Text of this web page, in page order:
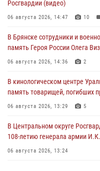
Росгвардии (видео)
06 августа 2026, 14:47 10
В Брянске сотрудники и
память Героя России Олега
06 августа 2026, 14:36 2
В кинологическом центре
память товарищей, погибших
06 августа 2026, 13:29 5
В Центральном округе
108‑летию генерала армии
06 августа 2026, 13:24